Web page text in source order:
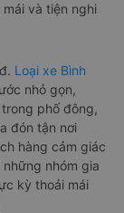
và tiện nghi
Loại xe Bình
nhỏ gọn,
phố đông,
đón tận nơi
hàng cảm giác
nhóm gia
kỳ thoải mái